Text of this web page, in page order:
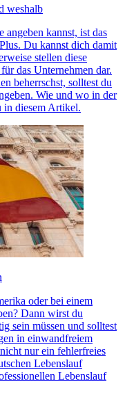
weshalb
angeben kannst, ist das
Du kannst dich damit
stellen diese
das Unternehmen dar.
beherrschst, solltest du
Wie und wo in der
in diesem Artikel.
oder bei einem
Dann wirst du
sein müssen und solltest
in einwandfreiem
nur ein fehlerfreies
Lebenslauf
Lebenslauf